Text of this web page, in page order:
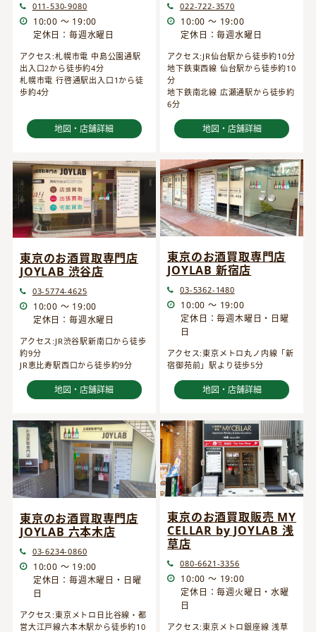
011-530-9080
10:00 ～ 19:00
定休日：毎週水曜日
アクセス:札幌市電 中島公園通駅
出入口2から徒歩約4分
札幌市電 行啓通駅出入口1から徒
歩約4分
地図・店舗詳細
022-722-3570
10:00 ～ 19:00
定休日：毎週水曜日
アクセス:JR仙台駅から徒歩約10分
地下鉄東西線 仙台駅から徒歩約10
分
地下鉄南北線 広瀬通駅から徒歩約
6分
地図・店舗詳細
東京のお酒買取専門店
JOYLAB 渋谷店
03-5774-4625
10:00 ～ 19:00
定休日：毎週水曜日
アクセス:JR渋谷駅新南口から徒歩
約9分
JR恵比寿駅西口から徒歩約9分
地図・店舗詳細
東京のお酒買取専門店
JOYLAB 新宿店
03-5362-1480
10:00 ～ 19:00
定休日：毎週木曜日・日曜
日
アクセス:東京メトロ丸ノ内線「新
宿御苑前」駅より徒歩5分
地図・店舗詳細
東京のお酒買取専門店
JOYLAB 六本木店
03-6234-0860
10:00 ～ 19:00
定休日：毎週木曜日・日曜
日
アクセス:東京メトロ日比谷線・都
営大江戸線六本木駅から徒歩約10
東京のお酒買取販売 MY
CELLAR by JOYLAB 浅
草店
080-6621-3356
10:00 ～ 19:00
定休日：毎週火曜日・水曜
日
アクセス:東京メトロ銀座線 浅草